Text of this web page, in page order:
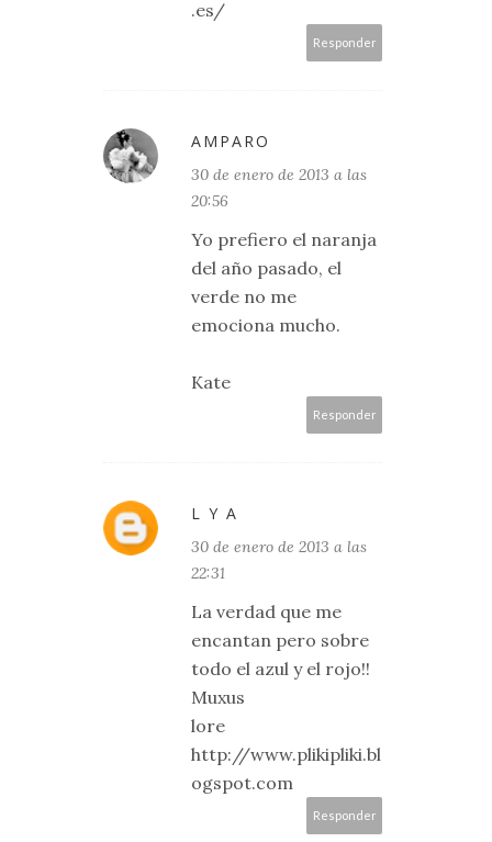
.es/
Responder
AMPARO
30 de enero de 2013 a las
20:56
Yo prefiero el naranja
del año pasado, el
verde no me
emociona mucho.
Kate
Responder
L Y A
30 de enero de 2013 a las
22:31
La verdad que me
encantan pero sobre
todo el azul y el rojo!!
Muxus
lore
http://www.plikipliki.bl
ogspot.com
Responder